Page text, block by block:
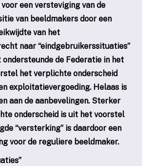
een versteviging van de
van beeldmakers door een
van het
naar “eindgebruikerssituaties”
ondersteunde de Federatie in het
het verplichte onderscheid
exploitatievergoeding. Helaas is
aan de aanbevelingen. Sterker
onderscheid is uit het voorstel
“versterking” is daardoor een
voor de reguliere beeldmaker.